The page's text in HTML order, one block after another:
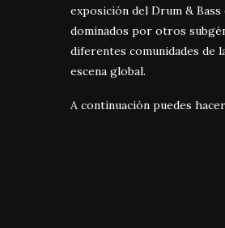
exposición del Drum &
dominados por otros
diferentes comunidades de
escena global.
A continuación puedes